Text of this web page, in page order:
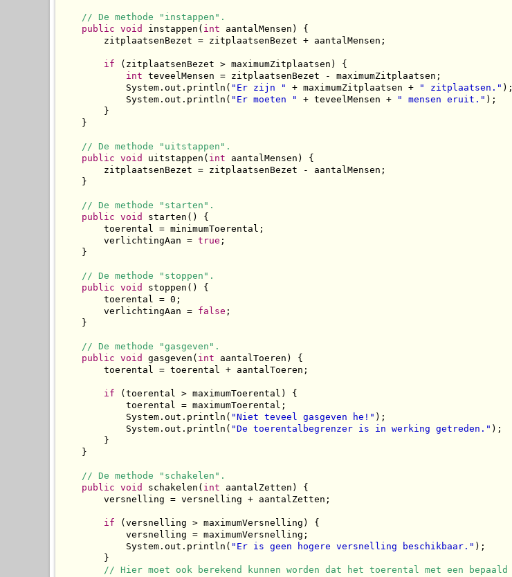
// De methode "instappen".
public void instappen( int aantalMensen) {
        zitplaatsenBezet = zitplaatsenBezet + aantalMensen;
if (zitplaatsenBezet > maximumZitplaatsen) {
int teveelMensen = zitplaatsenBezet - maximumZitplaatsen;
            System.out.println(
"Er zijn " + maximumZitplaatsen + " zitplaatsen." );
            System.out.println(
"Er moeten " + teveelMensen + " mensen eruit." );
        }
    }
// De methode "uitstappen".
public void uitstappen( int aantalMensen) {
        zitplaatsenBezet = zitplaatsenBezet - aantalMensen;
    }
// De methode "starten".
public void
starten() {
        toerental = minimumToerental;
        verlichtingAan =
true ;
    }
// De methode "stoppen".
public void
stoppen() {
        toerental = 0;
        verlichtingAan =
false ;
    }
// De methode "gasgeven".
public void gasgeven( int aantalToeren) {
        toerental = toerental + aantalToeren;
if (toerental > maximumToerental) {
            toerental = maximumToerental;
            System.out.println(
"Niet teveel gasgeven he!" );
            System.out.println(
"De toerentalbegrenzer is in werking getreden." );
        }
    }
// De methode "schakelen".
public void schakelen( int aantalZetten) {
        versnelling = versnelling + aantalZetten;
if (versnelling > maximumVersnelling) {
            versnelling = maximumVersnelling;
            System.out.println(
"Er is geen hogere versnelling beschikbaar." );
        }
// Hier moet ook berekend kunnen worden dat het toerental met een bepaald